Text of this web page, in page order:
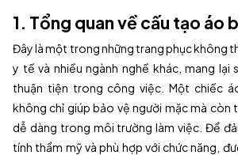
1. Tổng quan về cấu tạo áo
Đây là một trong những trang phục không
y tế và nhiều ngành nghề khác, mang lại
thuận tiện trong công việc. Một chiếc
không chỉ giúp bảo vệ người mặc mà còn
dễ dàng trong môi trường làm việc. Để
tính thẩm mỹ và phù hợp với chức năng,